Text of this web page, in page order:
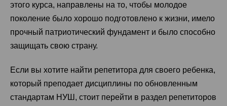
этого курса, направлены на то, чтобы молодое
поколение было хорошо подготовлено к жизни, имело
прочный патриотический фундамент и было способно
защищать свою страну.
Если вы хотите найти репетитора для своего ребенка,
который преподает дисциплины по обновленным
стандартам НУШ, стоит перейти в раздел репетиторов